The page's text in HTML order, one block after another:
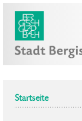
Startseite